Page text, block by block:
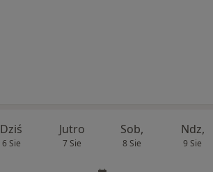
Dziś
6 Sie
Jutro
7 Sie
Sob,
8 Sie
Ndz,
9 Sie